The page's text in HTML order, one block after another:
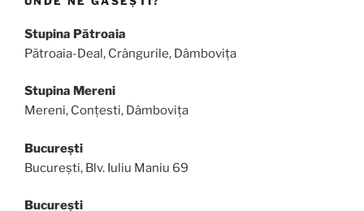
Stupina Pătroaia
Pătroaia-Deal, Crângurile, Dâmbovița
Stupina Mereni
Mereni, Conțesti, Dâmbovița
București
București, Blv. Iuliu Maniu 69
București